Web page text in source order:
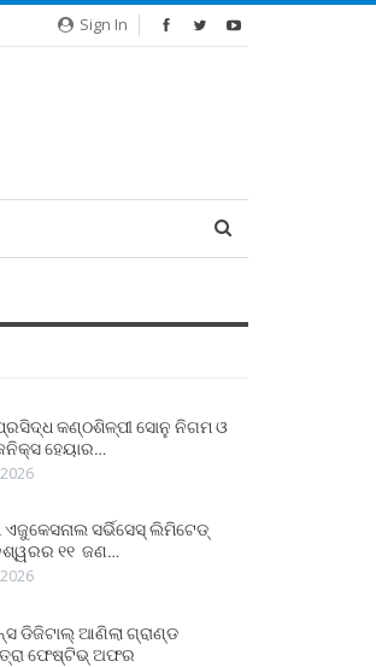
Sign In
କଣ୍ଠଶିଳ୍ପୀ ସୋନୁ ନିଗମ ଓ
ହେୟାର…
ସର୍ଭିସେସ୍ ଲିମିଟେଡ୍
୧୧ ଜଣ…
ଡିଜିଟାଲ୍ ଆଣିଲା ଗ୍ରାଣ୍ଡ
ଫେଷ୍ଟିଭ୍ ଅଫର